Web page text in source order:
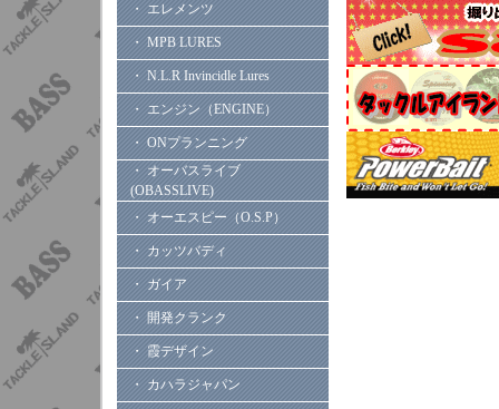
・ エレメンツ
・ MPB LURES
・ N.L.R Invincidle Lures
・ エンジン（ENGINE）
・ ONプランニング
・ オーバスライブ
(OBASSLIVE)
・ オーエスピー（O.S.P）
・ カッツバディ
・ ガイア
・ 開発クランク
・ 霞デザイン
・ カハラジャパン